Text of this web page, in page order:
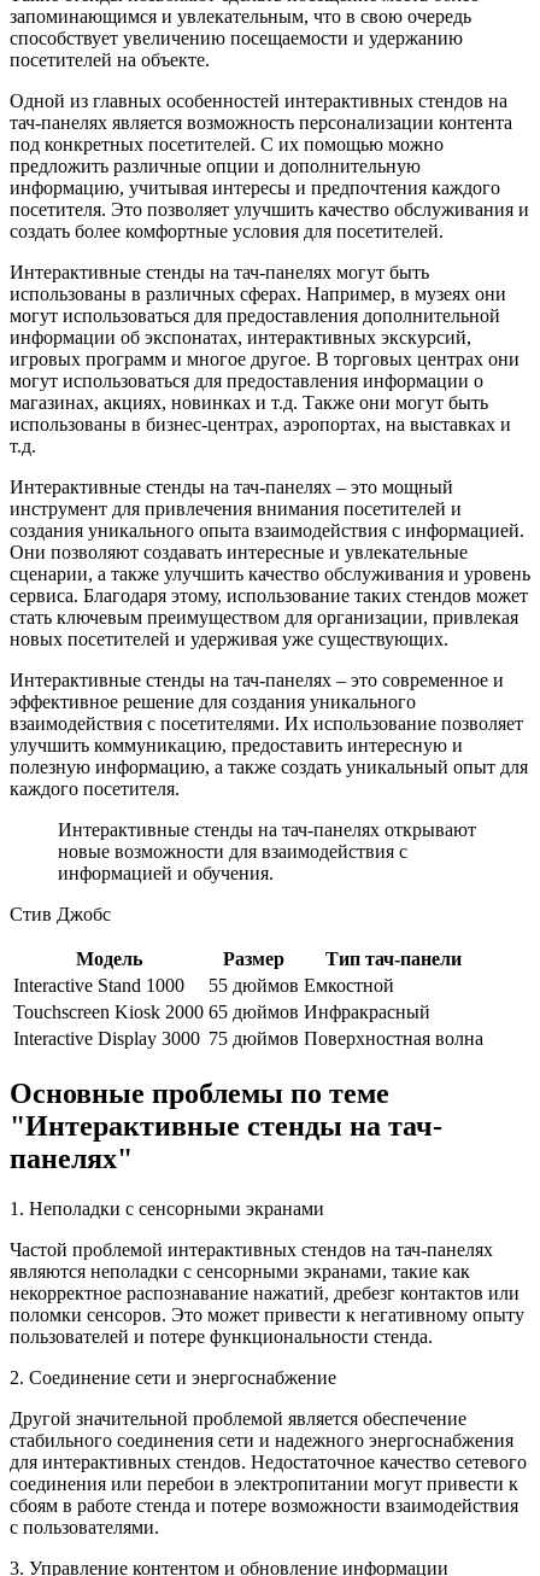
запоминающимся и увлекательным, что в свою очередь
способствует увеличению посещаемости и удержанию
посетителей на объекте.
Одной из главных особенностей интерактивных стендов на
тач-панелях является возможность персонализации контента
под конкретных посетителей. С их помощью можно
предложить различные опции и дополнительную
информацию, учитывая интересы и предпочтения каждого
посетителя. Это позволяет улучшить качество обслуживания и
создать более комфортные условия для посетителей.
Интерактивные стенды на тач-панелях могут быть
использованы в различных сферах. Например, в музеях они
могут использоваться для предоставления дополнительной
информации об экспонатах, интерактивных экскурсий,
игровых программ и многое другое. В торговых центрах они
могут использоваться для предоставления информации о
магазинах, акциях, новинках и т.д. Также они могут быть
использованы в бизнес-центрах, аэропортах, на выставках и
т.д.
Интерактивные стенды на тач-панелях – это мощный
инструмент для привлечения внимания посетителей и
создания уникального опыта взаимодействия с информацией.
Они позволяют создавать интересные и увлекательные
сценарии, а также улучшить качество обслуживания и уровень
сервиса. Благодаря этому, использование таких стендов может
стать ключевым преимуществом для организации, привлекая
новых посетителей и удерживая уже существующих.
Интерактивные стенды на тач-панелях – это современное и
эффективное решение для создания уникального
взаимодействия с посетителями. Их использование позволяет
улучшить коммуникацию, предоставить интересную и
полезную информацию, а также создать уникальный опыт для
каждого посетителя.
Интерактивные стенды на тач-панелях открывают
новые возможности для взаимодействия с
информацией и обучения.
Стив Джобс
Модель Размер
Тип тач-панели
Interactive Stand 1000
55 дюймов Емкостной
Touchscreen Kiosk 2000 65 дюймов Инфракрасный
Interactive Display 3000 75 дюймов Поверхностная волна
Основные проблемы по теме
"Интерактивные стенды на тач-
панелях"
1. Неполадки с сенсорными экранами
Частой проблемой интерактивных стендов на тач-панелях
являются неполадки с сенсорными экранами, такие как
некорректное распознавание нажатий, дребезг контактов или
поломки сенсоров. Это может привести к негативному опыту
пользователей и потере функциональности стенда.
2. Соединение сети и энергоснабжение
Другой значительной проблемой является обеспечение
стабильного соединения сети и надежного энергоснабжения
для интерактивных стендов. Недостаточное качество сетевого
соединения или перебои в электропитании могут привести к
сбоям в работе стенда и потере возможности взаимодействия
с пользователями.
3. Управление контентом и обновление информации